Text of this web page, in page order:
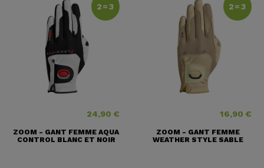
2=3
Prix
24,90 €
ZOOM - GANT FEMME AQUA
CONTROL BLANC ET NOIR
2=3
Prix
16,90 €
ZOOM - GANT FEMME
WEATHER STYLE SABLE